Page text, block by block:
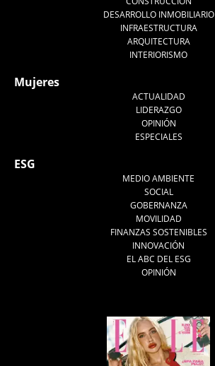
DESARROLLO INMOBILIARIO
INFRAESTRUCTURA
ARQUITECTURA
INTERIORISMO
Mujeres
ACTUALIDAD
LIDERAZGO
OPINIÓN
ESPECIALES
ESG
MEDIO AMBIENTE
SOCIAL
GOBERNANZA
MOVILIDAD
FINANZAS SOSTENIBLES
INNOVACIÓN
EL ABC DEL ESG
OPINIÓN